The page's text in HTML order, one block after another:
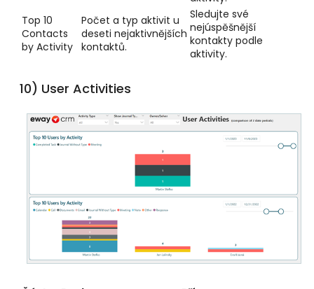
Top 10
Contacts
by Activity
Počet a typ aktivit u
deseti nejaktivnějších
kontaktů.
Sledujte své
nejúspěšnější
kontakty podle
aktivity.
10) User Activities